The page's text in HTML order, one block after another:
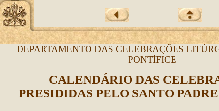
DEPARTAMENTO DAS CELEBRAÇÕES
PONTÍFICE
CALENDÁRIO DAS
PRESIDIDAS PELO SANTO